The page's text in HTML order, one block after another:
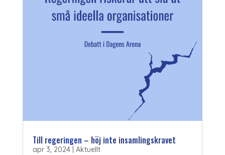
Till regeringen – höj inte insamlingskravet
apr 3, 2024| Aktuellt